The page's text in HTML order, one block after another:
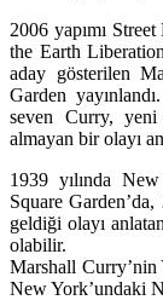
2006 yapımı Street
the Earth
aday gösterilen
Garden
seven Curry,
almayan bir olayı
1939 yılında
Square
geldiği olayı
olabilir.
Marshall Curry’nin
New York’undaki